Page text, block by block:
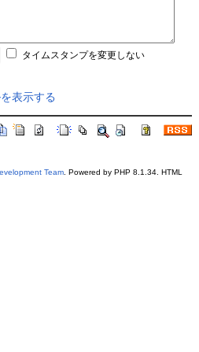
タイムスタンプを変更しない
表示する
Team. Powered by PHP 8.1.34. HTML